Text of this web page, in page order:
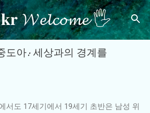
본 콘텐츠로 건너뛰기
𝓦𝓮𝓵𝓬𝓸𝓶𝓮 🖐
도아: 세상과의 경계를
서도 17세기에서 19세기 초반은 남성 위